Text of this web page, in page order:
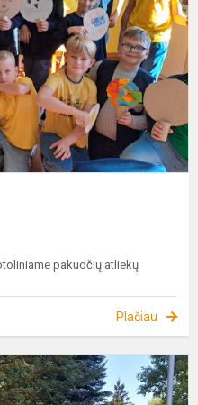
pakuočių atliekų
Plačiau